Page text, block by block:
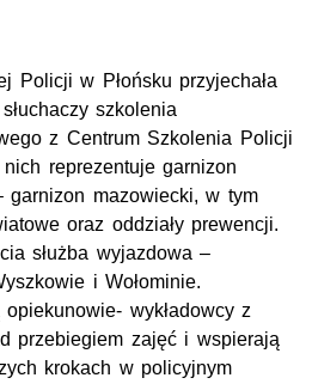
Policji w Płońsku przyjechała
szkolenia
z Centrum Szkolenia Policji
reprezentuje garnizon
garnizon mazowiecki, w tym
oraz oddziały prewencji.
służba wyjazdowa –
i Wołominie.
opiekunowie- wykładowcy z
przebiegiem zajęć i wspierają
krokach w policyjnym